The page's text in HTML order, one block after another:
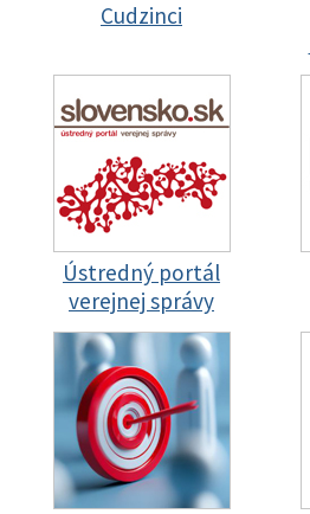
Cudzinci
Ústredný portál
verejnej správy